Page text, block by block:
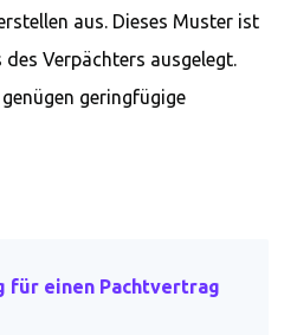
aus. Dieses Muster ist
Verpächters ausgelegt.
geringfügige
für einen Pachtvertrag